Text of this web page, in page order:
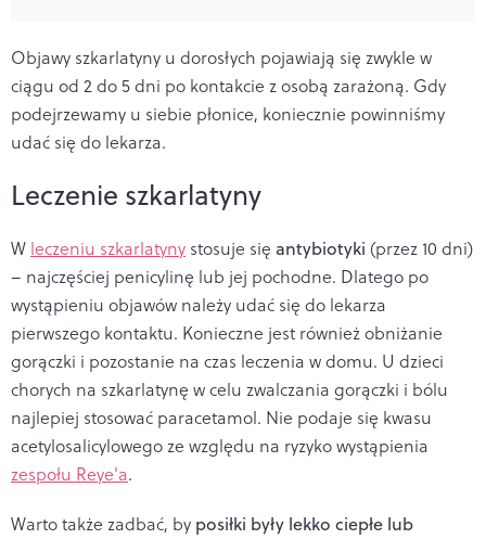
Objawy szkarlatyny u dorosłych pojawiają się zwykle w
ciągu od 2 do 5 dni po kontakcie z osobą zarażoną. Gdy
podejrzewamy u siebie płonice, koniecznie powinniśmy
udać się do lekarza.
Leczenie szkarlatyny
W leczeniu szkarlatyny stosuje się antybiotyki (przez 10 dni)
– najczęściej penicylinę lub jej pochodne. Dlatego po
wystąpieniu objawów należy udać się do lekarza
pierwszego kontaktu. Konieczne jest również obniżanie
gorączki i pozostanie na czas leczenia w domu. U dzieci
chorych na szkarlatynę w celu zwalczania gorączki i bólu
najlepiej stosować paracetamol. Nie podaje się kwasu
acetylosalicylowego ze względu na ryzyko wystąpienia
zespołu Reye'a.
Warto także zadbać, by posiłki były lekko ciepłe lub